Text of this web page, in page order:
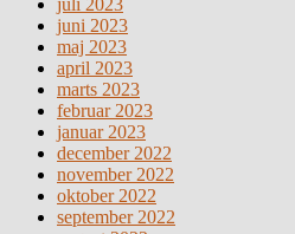
juni 2023
maj 2023
april 2023
marts 2023
februar 2023
januar 2023
december 2022
november 2022
oktober 2022
september 2022